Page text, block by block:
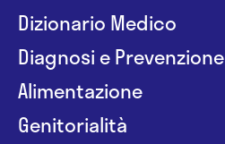
Dizionario Medico
Diagnosi e Prevenzione
Alimentazione
Genitorialità